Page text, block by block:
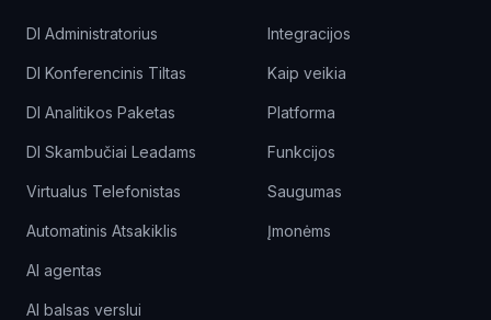
DI Administratorius
DI Konferencinis Tiltas
DI Analitikos Paketas
DI Skambučiai Leadams
Virtualus Telefonistas
Automatinis Atsakiklis
AI agentas
AI balsas verslui
Integracijos
Kaip veikia
Platforma
Funkcijos
Saugumas
Įmonėms